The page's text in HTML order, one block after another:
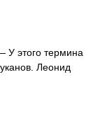
У этого термина
Леонид